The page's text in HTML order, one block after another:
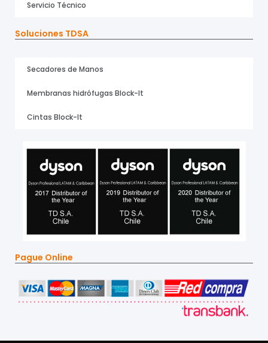
Servicio Técnico
Soluciones TDSA
Secadores de Manos
Membranas hidrófugas Block-It
Cintas Block-It
Pague Online